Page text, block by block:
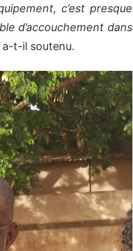
c’est presque
d’accouchement dans
a-t-il soutenu.